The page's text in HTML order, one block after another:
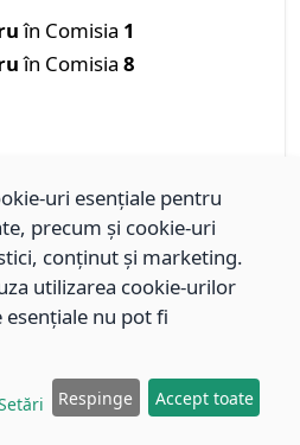
în Comisia 1
în Comisia 8
uri esențiale pentru
precum și cookie-uri
conținut și marketing.
utilizarea cookie-urilor
nu pot fi
Respinge Accept toate